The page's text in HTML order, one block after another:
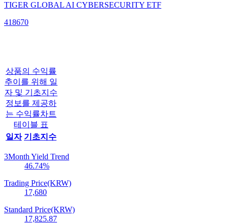
TIGER GLOBAL AI CYBERSECURITY ETF
418670
상품의 수익률
추이를 위해 일
자 및 기초지수
정보를 제공하
는 수익률차트
테이블 표
일자 기초지수
3Month Yield Trend
46.74%
Trading Price(KRW)
17,680
Standard Price(KRW)
17,825.87